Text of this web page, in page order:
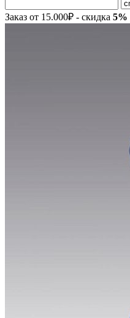
Заказ от 15.000₽ - скидка 5%